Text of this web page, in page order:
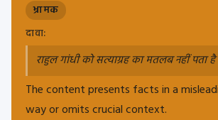
भ्रामक
दावा:
राहुल गांधी को सत्याग्रह का मतलब नहीं पता है
The content presents facts in a
way or omits crucial context.